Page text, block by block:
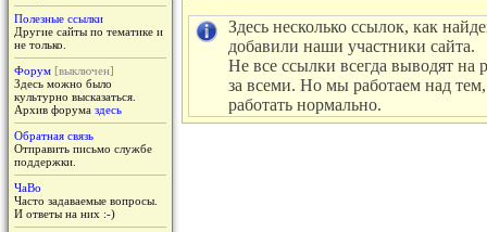
Полезные ссылки
Другие сайты по тематике и
не только.
Форум [выключен]
Здесь можно было
культурно высказаться.
Архив форума здесь
Обратная связь
Отправить письмо службе
поддержки.
ЧаВо
Часто задаваемые вопросы.
И ответы на них :-)
Здесь несколько ссылок, как
добавили наши участники сайта.
Не все ссылки всегда выводят
за всеми. Но мы работаем над тем,
работать нормально.